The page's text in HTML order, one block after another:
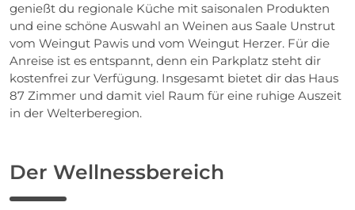
genießt du regionale Küche mit saisonalen Produkten
und eine schöne Auswahl an Weinen aus Saale Unstrut
vom Weingut Pawis und vom Weingut Herzer. Für die
Anreise ist es entspannt, denn ein Parkplatz steht dir
kostenfrei zur Verfügung. Insgesamt bietet dir das Haus
87 Zimmer und damit viel Raum für eine ruhige Auszeit
in der Welterberegion.
Der Wellnessbereich